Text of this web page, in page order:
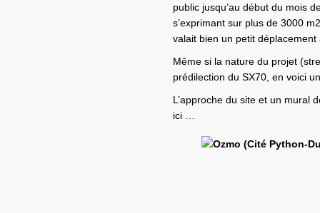
public jusqu’au début du mois
s’exprimant sur plus de 3000
valait bien un petit déplacement
Même si la nature du projet
prédilection du SX70, en voici
L’approche du site et un mural
ici …